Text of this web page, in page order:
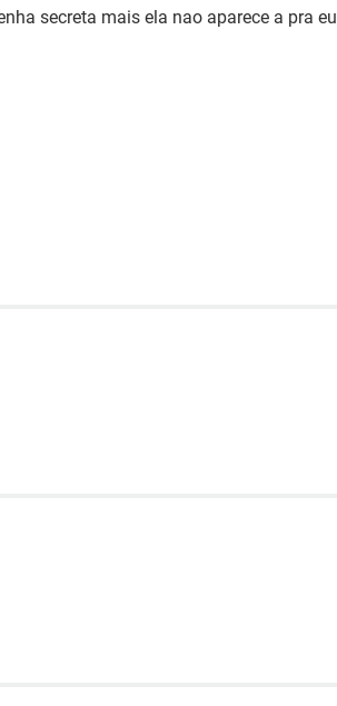
secreta mais ela nao aparece a pra eu